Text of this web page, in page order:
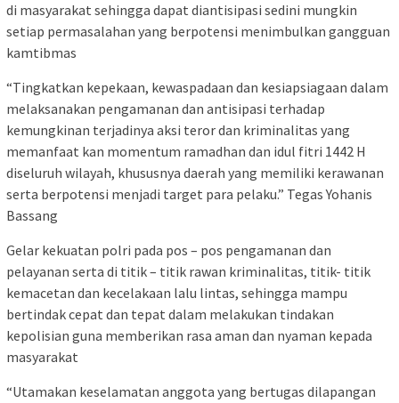
di masyarakat sehingga dapat diantisipasi sedini mungkin
setiap permasalahan yang berpotensi menimbulkan gangguan
kamtibmas
“Tingkatkan kepekaan, kewaspadaan dan kesiapsiagaan dalam
melaksanakan pengamanan dan antisipasi terhadap
kemungkinan terjadinya aksi teror dan kriminalitas yang
memanfaat kan momentum ramadhan dan idul fitri 1442 H
diseluruh wilayah, khususnya daerah yang memiliki kerawanan
serta berpotensi menjadi target para pelaku.” Tegas Yohanis
Bassang
Gelar kekuatan polri pada pos – pos pengamanan dan
pelayanan serta di titik – titik rawan kriminalitas, titik- titik
kemacetan dan kecelakaan lalu lintas, sehingga mampu
bertindak cepat dan tepat dalam melakukan tindakan
kepolisian guna memberikan rasa aman dan nyaman kepada
masyarakat
“Utamakan keselamatan anggota yang bertugas dilapangan